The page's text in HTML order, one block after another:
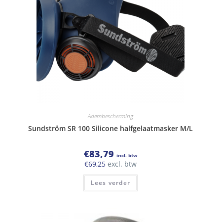
Adembescherming
Sundström SR 100 Silicone halfgelaatmasker M/L
€83,79 incl. btw
€69,25 excl. btw
Lees verder